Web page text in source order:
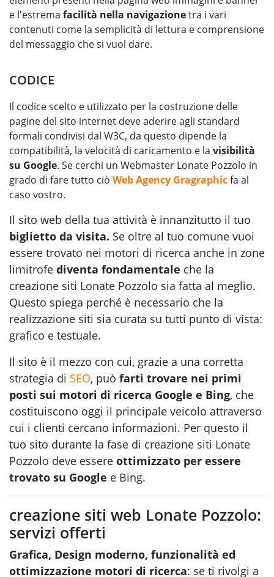
e l'estrema facilità nella navigazionetra i vari
contenuti come la semplicità di lettura e comprensione
del messaggio che si vuol dare.
CODICE
Il codice scelto e utilizzato per la costruzione delle
pagine del sito internet deve aderire agli standard
formali condivisi dal W3C, da questo dipende la
compatibilità, la velocità di caricamento e la visibilità
su Google. Se cerchi un Webmaster Lonate Pozzolo in
grado di fare tutto ciò Web Agency Gragraphicfa al
caso vostro.
Il sito web della tua attività è innanzitutto il tuo
biglietto da visita. Se oltre al tuo comune vuoi
essere trovato nei motori di ricerca anche in zone
limitrofe diventa fondamentale che la
creazione siti Lonate Pozzolo sia fatta al meglio.
Questo spiega perché è necessario che la
realizzazione siti sia curata su tutti punto di vista:
grafico e testuale.
Il sito è il mezzo con cui, grazie a una corretta
strategia di SEO, può farti trovare nei primi
posti sui motori di ricerca Google e Bing, che
costituiscono oggi il principale veicolo attraverso
cui i clienti cercano informazioni. Per questo il
tuo sito durante la fase di creazione siti Lonate
Pozzolo deve essere ottimizzato per essere
trovato su Google e Bing.
creazione siti web Lonate Pozzolo:
servizi offerti
Grafica, Design moderno, funzionalità ed
ottimizzazione motori di ricerca: se ti rivolgi a